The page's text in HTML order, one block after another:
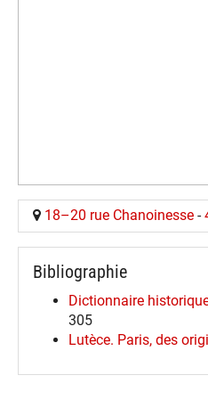
18–20 rue Chanoinesse -
Bibliographie
Dictionnaire
305
Lutèce. Paris, des